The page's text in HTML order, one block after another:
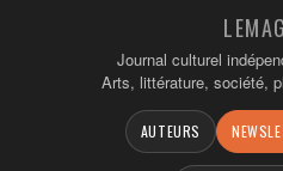
LEMAG
Journal culturel
Arts, littérature, société,
AUTEURS